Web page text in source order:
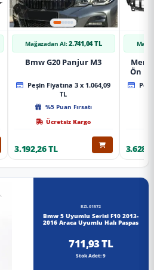
Mağazadan Al: 2.741,04 TL
Bmw G20 Panjur M3
Peşin Fiyatına 3 x 1.064,09
TL
%5 Puan Fırsatı
Ücretsiz Kargo
3.192,26 TL
Ön
RZL01572
Bmw 5 Uyumlu Serisi F10 2013-
2016 Araca Uyumlu Halı Paspas
711,93 TL
Stok Adet: 9